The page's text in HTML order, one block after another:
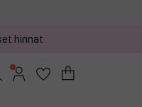
hinnat